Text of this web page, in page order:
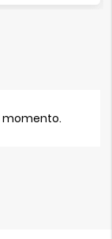
momento.